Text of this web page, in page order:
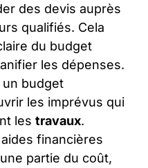
des devis auprès
qualifiés. Cela
du budget
les dépenses.
budget
les imprévus qui
les travaux.
financières
partie du coût,